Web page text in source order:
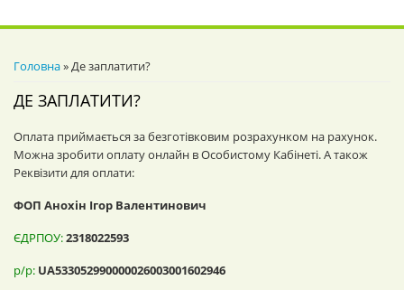
ВИ Є ТУТ
Головна» Де заплатити?
ДЕ ЗАПЛАТИТИ?
Оплата приймається за безготівковим розрахунком на рахунок.
Можна зробити оплату онлайн в Особистому Кабінеті. А також
Реквізити для оплати:
ФОП Анохін Ігор Валентинович
ЄДРПОУ:2318022593
р/р: UA533052990000026003001602946